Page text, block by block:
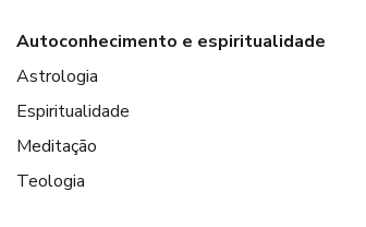
Autoconhecimento e espiritualidade
Astrologia
Espiritualidade
Meditação
Teologia